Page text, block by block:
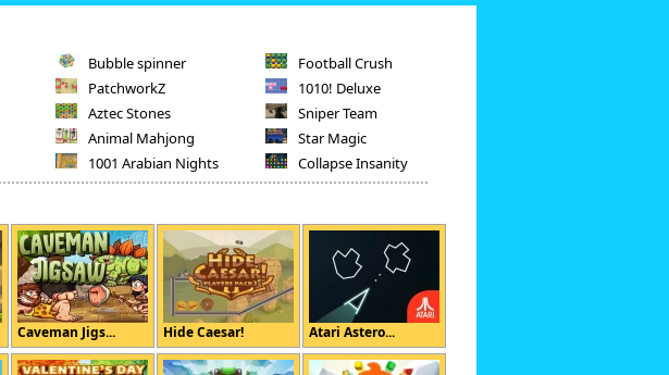
Bubble spinner
PatchworkZ
Aztec Stones
Animal Mahjong
1001 Arabian Nights
Football Crush
1010! Deluxe
Sniper Team
Star Magic
Collapse Insanity
Caveman Jigs... Hide Caesar! Atari Astero...